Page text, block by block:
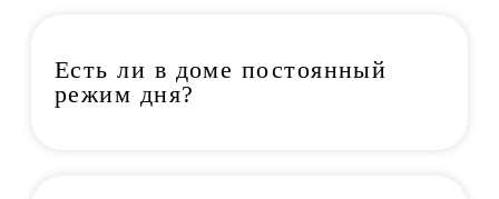
Есть ли в доме постоянный
режим дня?